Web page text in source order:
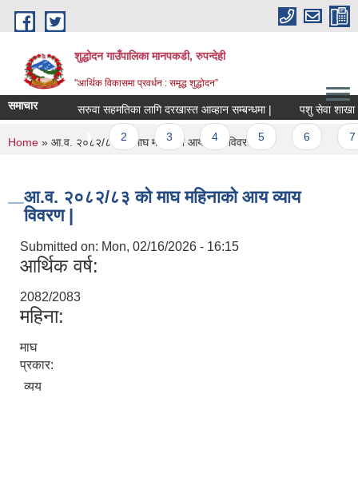
Skip to main content
शुद्धोदन गाउँपालिका मानपकडी, रुपन्देही
"आर्थिक विकासमा प्रवर्धन : समृद्ध शुद्धोदन”
समाचार सरुवा सहमतिका लागि दरखास्त आव्हान सम्बन्धमा | पशु सेवा शाखा
Pages
1 2 3 4 5
You are here
Home » आ.व. २०८२/८३ को माघ महिनाको आय व्याय विवरण |
आ.व. २०८२/८३ को माघ महिनाको आय व्याय
विवरण |
Submitted on: Mon, 02/16/2026 - 16:15
आर्थिक वर्ष:
2082/2083
महिना:
माघ
प्रकार:
व्यय